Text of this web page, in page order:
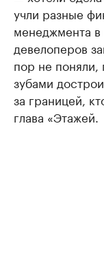
учли разные
менеджмента в
девелоперов
пор не поняли,
зубами
за границей,
глава «Этажей.